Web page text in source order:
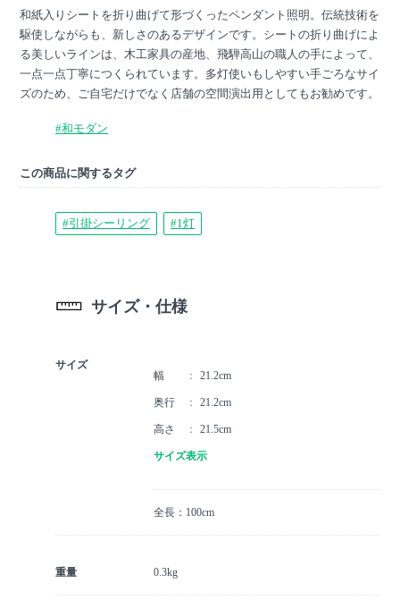
和紙入りシートを折り曲げて形づくったペンダント照明。伝統技術を
駆使しながらも、新しさのあるデザインです。シートの折り曲げによ
る美しいラインは、木工家具の産地、飛騨高山の職人の手によって、
一点一点丁寧につくられています。多灯使いもしやすい手ごろなサイ
ズのため、ご自宅だけでなく店舗の空間演出用としてもお勧めです。
#和モダン
この商品に関するタグ
#引掛シーリング #1灯
サイズ・仕様
サイズ
幅
21.2cm
奥行 21.2cm
高さ 21.5cm
サイズ表示
全長：100cm
重量 0.3kg